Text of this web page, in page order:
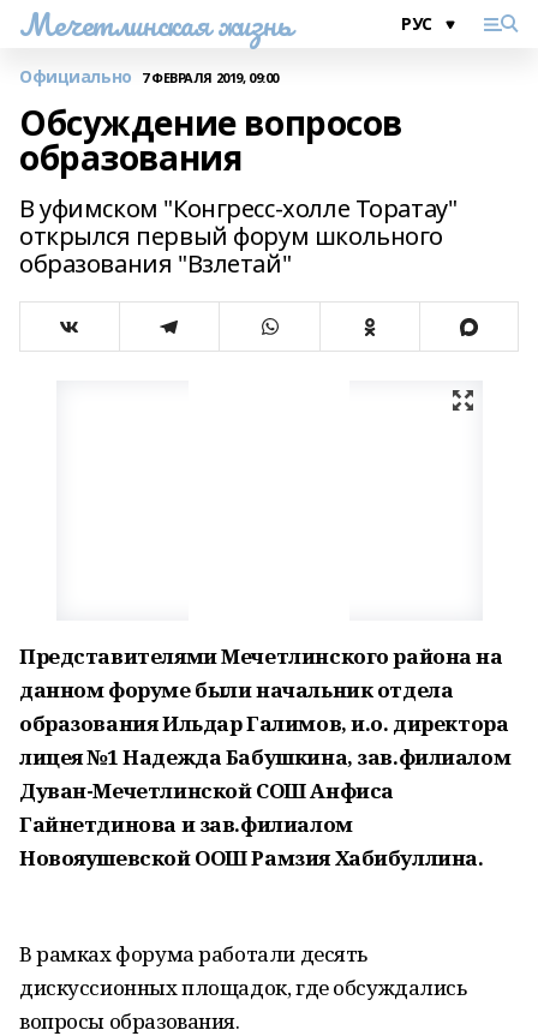
Мечетлинская жизнь
Официально 7 ФЕВРАЛЯ 2019, 09:00
Обсуждение вопросов
образования
В уфимском "Конгресс-холле Торатау"
открылся первый форум школьного
образования "Взлетай"
Представителями Мечетлинского района на
данном форуме были начальник отдела
образования Ильдар Галимов, и.о. директора
лицея №1 Надежда Бабушкина, зав.филиалом
Дуван-Мечетлинской СОШ Анфиса
Гайнетдинова и зав.филиалом
Новояушевской ООШ Рамзия Хабибуллина.
В рамках форума работали десять
дискуссионных площадок, где обсуждались
вопросы образования.